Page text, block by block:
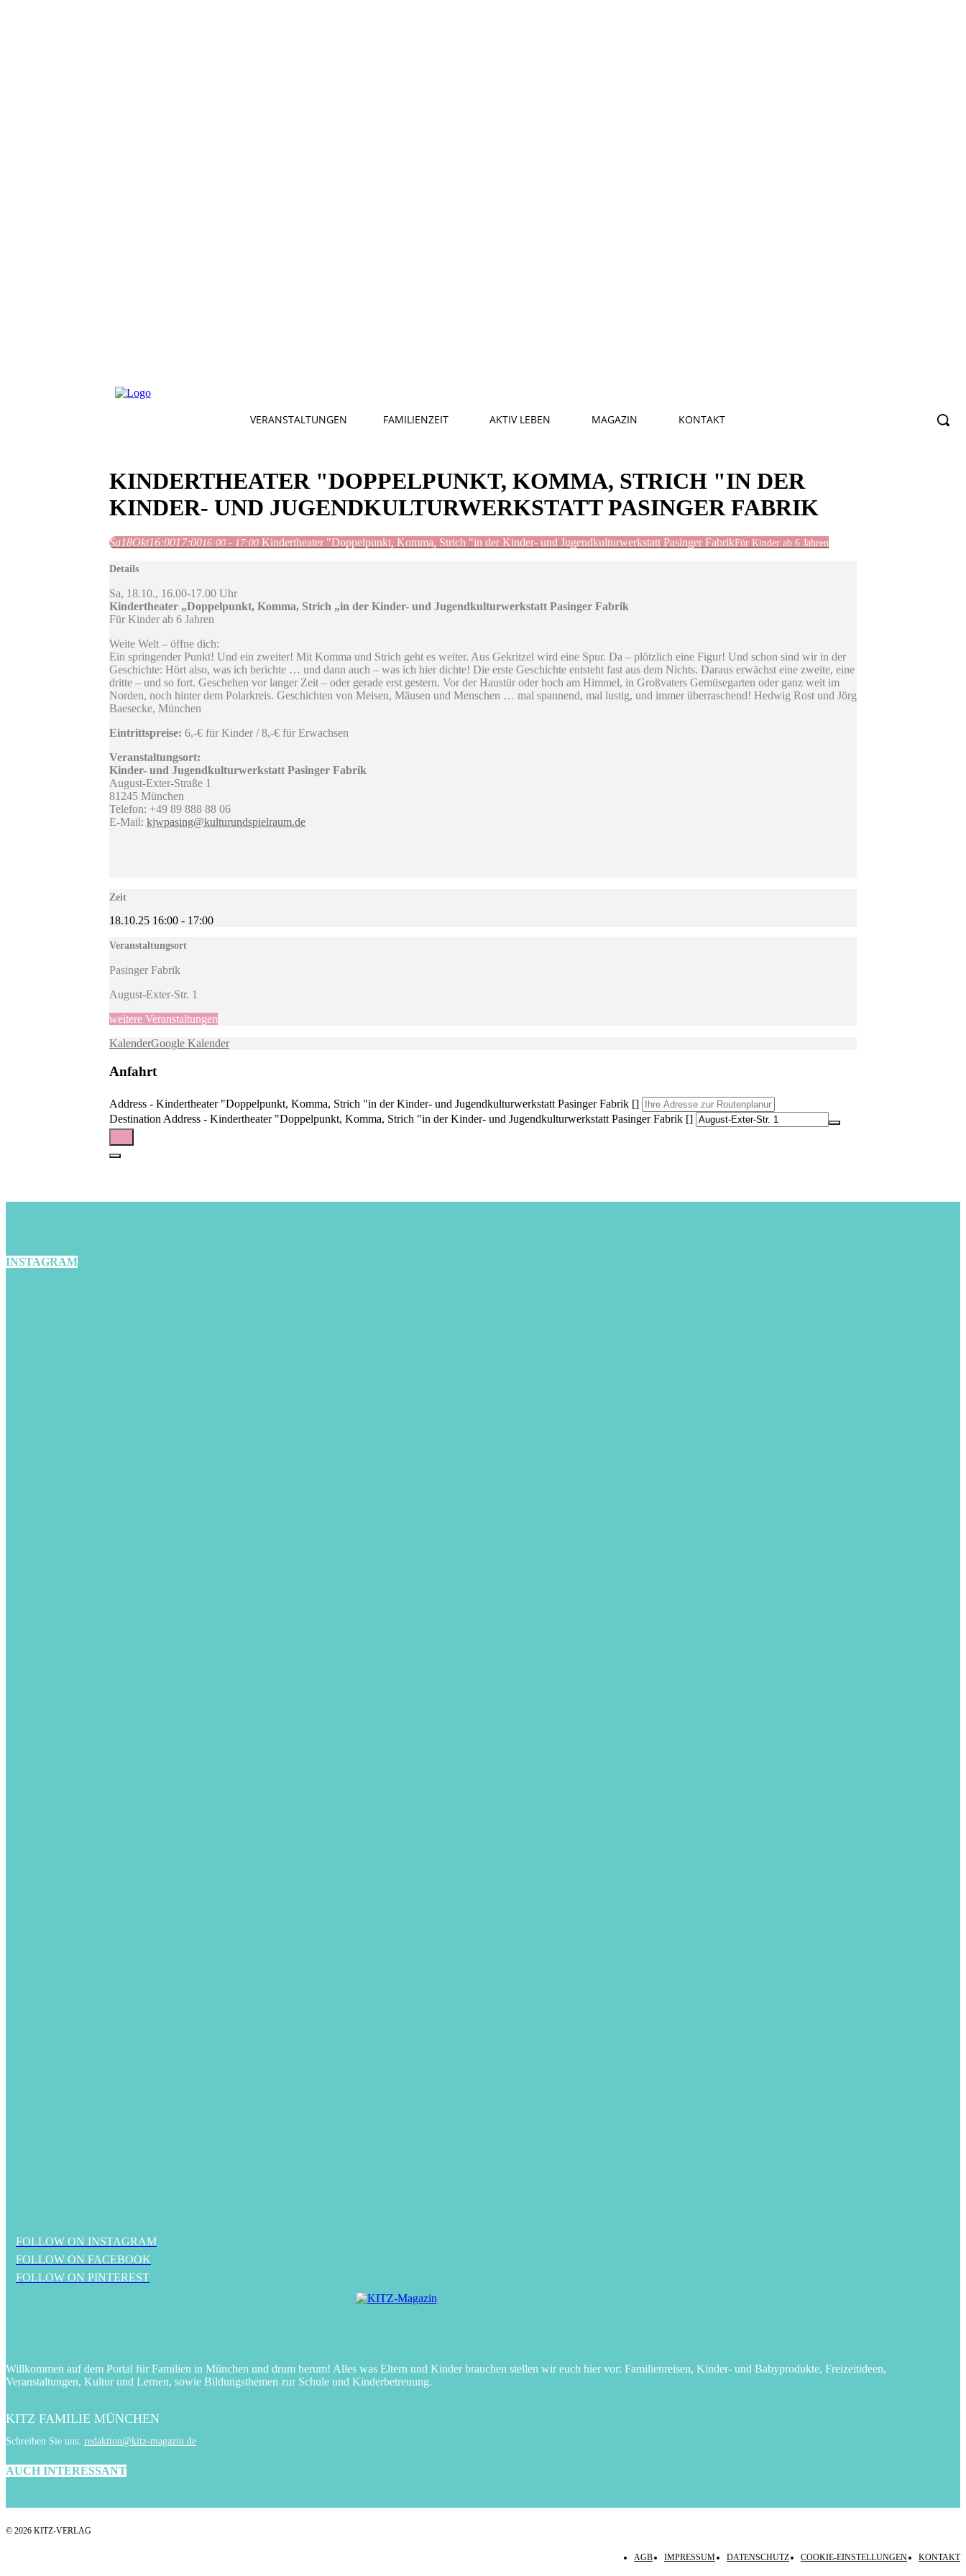
VERANSTALTUNGEN FAMILIENZEIT AKTIV LEBEN MAGAZIN KONTAKT
KINDERTHEATER "DOPPELPUNKT, KOMMA, STRICH "IN DER
KINDER- UND JUGENDKULTURWERKSTATT PASINGER FABRIK
Sa18Okt16:0017:0016:00 - 17:00 Kindertheater "Doppelpunkt, Komma, Strich "in der Kinder- und Jugendkulturwerkstatt Pasinger FabrikFür Kinder ab 6 Jahren
Details
Sa, 18.10., 16.00-17.00 Uhr
Kindertheater „Doppelpunkt, Komma, Strich „in der Kinder- und Jugendkulturwerkstatt Pasinger Fabrik
Für Kinder ab 6 Jahren
Weite Welt – öffne dich:
Ein springender Punkt! Und ein zweiter! Mit Komma und Strich geht es weiter. Aus Gekritzel wird eine Spur. Da – plötzlich eine Figur! Und schon sind wir in der
Geschichte: Hört also, was ich berichte … und dann auch – was ich hier dichte! Die erste Geschichte entsteht fast aus dem Nichts. Daraus erwächst eine zweite, eine
dritte – und so fort. Geschehen vor langer Zeit – oder gerade erst gestern. Vor der Haustür oder hoch am Himmel, in Großvaters Gemüsegarten oder ganz weit im
Norden, noch hinter dem Polarkreis. Geschichten von Meisen, Mäusen und Menschen … mal spannend, mal lustig, und immer überraschend! Hedwig Rost und Jörg
Baesecke, München
Eintrittspreise: 6,-€ für Kinder / 8,-€ für Erwachsen
Veranstaltungsort:
Kinder- und Jugendkulturwerkstatt Pasinger Fabrik
August-Exter-Straße 1
81245 München
Telefon: +49 89 888 88 06
E-Mail: kjwpasing@kulturundspielraum.de
Zeit
18.10.25 16:00 - 17:00
Veranstaltungsort
Pasinger Fabrik
August-Exter-Str. 1
weitere Veranstaltungen
KalenderGoogle Kalender
Anfahrt
Address - Kindertheater "Doppelpunkt, Komma, Strich "in der Kinder- und Jugendkulturwerkstatt Pasinger Fabrik []
Destination Address - Kindertheater "Doppelpunkt, Komma, Strich "in der Kinder- und Jugendkulturwerkstatt Pasinger Fabrik []
INSTAGRAM
FOLLOW ON INSTAGRAM
FOLLOW ON FACEBOOK
FOLLOW ON PINTEREST
Willkommen auf dem Portal für Familien in München und drum herum! Alles was Eltern und Kinder brauchen stellen wir euch hier vor: Familienreisen, Kinder- und Babyprodukte, Freizeitideen,
Veranstaltungen, Kultur und Lernen, sowie Bildungsthemen zur Schule und Kinderbetreuung.
KITZ FAMILIE MÜNCHEN
Schreiben Sie uns: redaktion@kitz-magazin.de
AUCH INTERESSANT
© 2026 KITZ-VERLAG
AGB IMPRESSUM DATENSCHUTZ COOKIE-EINSTELLUNGEN KONTAKT